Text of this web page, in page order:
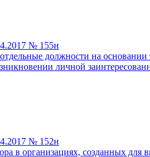
№ 155н
должности на основании
личной
№ 152н
в организациях, созданных для